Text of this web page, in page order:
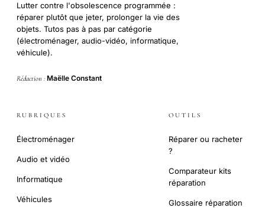
Lutter contre l'obsolescence programmée :
réparer plutôt que jeter, prolonger la vie des
objets. Tutos pas à pas par catégorie
(électroménager, audio-vidéo, informatique,
véhicule).
Rédaction : Maëlle Constant
RUBRIQUES
Électroménager
Audio et vidéo
Informatique
Véhicules
OUTILS
Réparer ou racheter
?
Comparateur kits
réparation
Glossaire réparation